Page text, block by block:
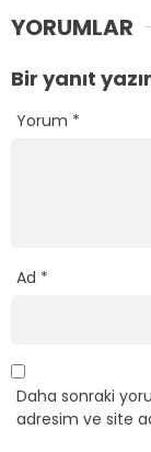
YORUMLAR
Bir yanıt
Yorum *
Ad *
Daha sonraki
adresim ve site